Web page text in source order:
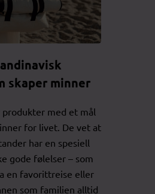
skaper minner
med et mål
for livet. De vet at
har en spesiell
gode følelser – som
en favorittreise eller
som familien alltid